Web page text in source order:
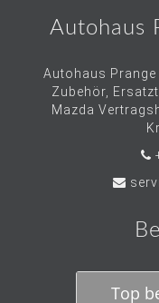
Autohaus
Autohaus
Zubehör,
Mazda
Top